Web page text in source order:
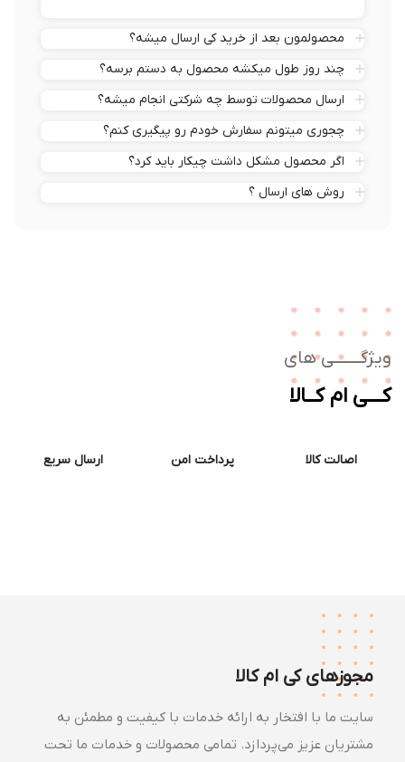
محصولمون بعد از خرید کی ارسال میشه؟
چند روز طول میکشه محصول به دستم برسه؟
ارسال محصولات توسط چه شرکتی انجام میشه؟
چجوری میتونم سفارش خودم رو پیگیری کنم؟
اگر محصول مشکل داشت چیکار باید کرد؟
روش های ارسال ؟
های
ام کــالا
اصالت کالا پرداخت امن ارسال سریع
مجوزهای کی ام کالا
سایت ما با افتخار به ارائه خدمات با کیفیت و مطمئن به
مشتریان عزیز می‌پردازد. تمامی محصولات و خدمات ما تحت